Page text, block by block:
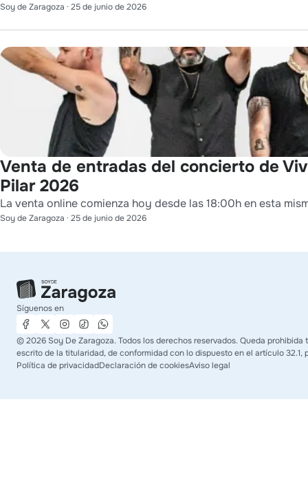
Soy de Zaragoza · 25 de junio de 2026
Venta de entradas del concierto de
Pilar 2026
La venta online comienza hoy desde las 18:00h en esta
Soy de Zaragoza · 25 de junio de 2026
Síguenos en
©2026 Soy De Zaragoza. Todos los derechos reservados. Queda
escrito de la titularidad, de conformidad con lo dispuesto en el artículo
Política de privacidadDeclaración de cookiesAviso legal